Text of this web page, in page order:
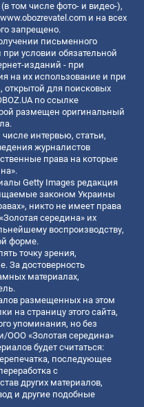
том числе фото- и видео-),
и на всех
запрещено.
письменного
условии обязательной
изданий - при
на их использование и при
для поисковых
по ссылке
размещен оригинальный
интервью, статьи,
журналистов
права на которые
Getty Images редакция
законом Украины
никто не имеет права
середина» их
воспроизводству,
форме.
точку зрения,
За достоверность
материалах,
размещенных на этом
на страницу этого сайта,
упоминания, но без
ООО «Золотая середина»
будет считаться:
последующее
с
других материалов,
и другие подобные